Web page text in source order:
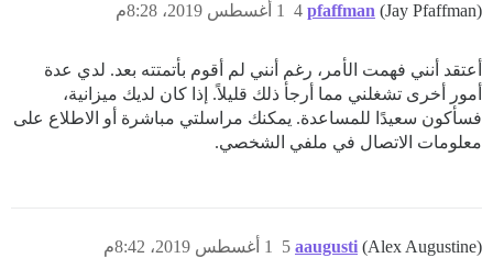
pfaffman (Jay Pfaffman) 1 أغسطس 2019، 8:28م 4
أعتقد أنني فهمت الأمر، رغم أنني لم أقوم بأتمتته بعد. لدي عدة
أمور أخرى تشغلني مما أرجأ ذلك قليلاً. إذا كان لديك ميزانية،
فسأكون سعيدًا للمساعدة. يمكنك مراسلتي مباشرة أو الاطلاع على
معلومات الاتصال في ملفي الشخصي.
aaugusti (Alex Augustine) 1 أغسطس 2019، 8:42م 5